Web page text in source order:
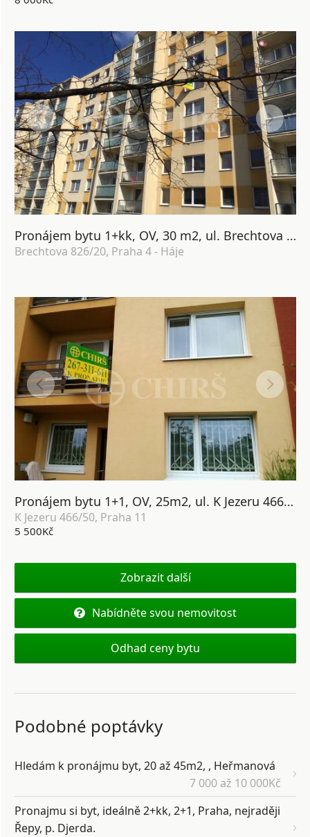
Pronájem bytu 1+kk, OV, 30 m2, ul. Brechtova 826/20, Praha 4 - Háje
Brechtova 826/20, Praha 4 - Háje
Pronájem bytu 1+1, OV, 25m2, ul. K Jezeru 466/50, Praha 11 - Háje
K Jezeru 466/50, Praha 11
5 500Kč
Zobrazit další
Nabídněte svou nemovitost
Odhad ceny bytu
Podobné poptávky
Hledám k pronájmu byt, 20 až 45m2, , Heřmanová
7 000 až 10 000Kč
Pronajmu si byt, ideálně 2+kk, 2+1, Praha, nejraději
Řepy, p. Djerda.